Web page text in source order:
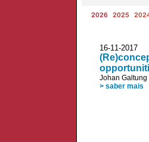
2026 2025
16-11-
Johan Galtung
> saber mais